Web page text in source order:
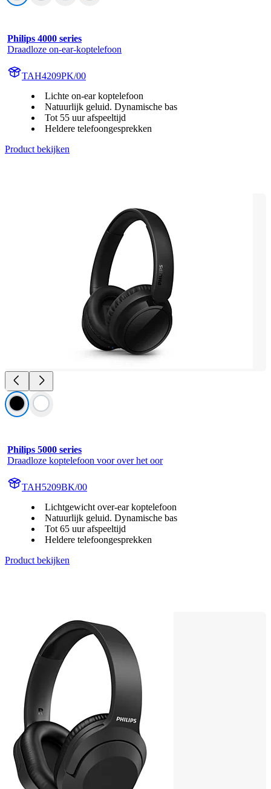
Philips 4000 series
Draadloze on-ear-koptelefoon
TAH4209PK/00
Lichte on-ear koptelefoon
Natuurlijk geluid. Dynamische bas
Tot 55 uur afspeeltijd
Heldere telefoongesprekken
Product bekijken
Philips 5000 series
Draadloze koptelefoon voor over het oor
TAH5209BK/00
Lichtgewicht over-ear koptelefoon
Natuurlijk geluid. Dynamische bas
Tot 65 uur afspeeltijd
Heldere telefoongesprekken
Product bekijken